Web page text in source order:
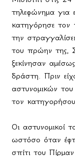
τηλεφώνημα για
κατηγόρησε
την
του πρώην της,
ξεκίνησαν
δράστη. Πριν
αστυνομικών
τον
Οι αστυνομικοί
ωστόσο όταν
σπίτι του